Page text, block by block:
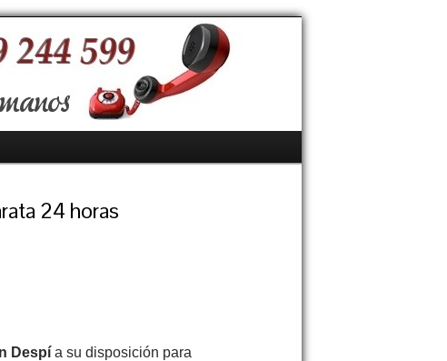
24 horas
Despí a su disposición para